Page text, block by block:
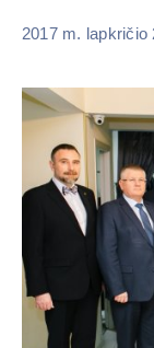
2017 m. lapkričio